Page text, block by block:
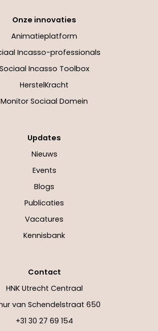
Onze innovaties
Animatieplatform
Incasso-professionals
Sociaal Incasso Toolbox
HerstelKracht
Monitor Sociaal Domein
Updates
Nieuws
Events
Blogs
Publicaties
Vacatures
Kennisbank
Contact
HNK Utrecht Centraal
van Schendelstraat 650
+31 30 27 69 154